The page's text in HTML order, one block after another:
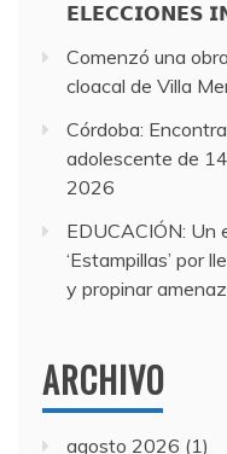
𝗘𝗟𝗘𝗖𝗖𝗜𝗢𝗡𝗘𝗦
Comenzó una
cloacal de Villa
Córdoba:
adolescente de
2026
EDUCACIÓN: Un
‘Estampillas’ por
y propinar
ARCHIVO
agosto 2026 (1)